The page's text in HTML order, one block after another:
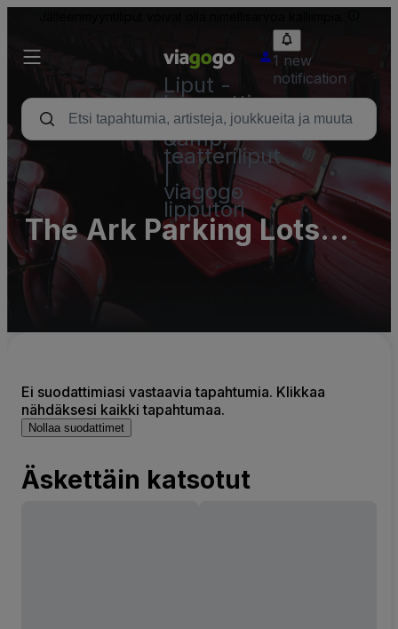
Liput -
konsertti,
urheilu
&amp;
teatteriliput
viagogo
lipputori
1 new
notification
The Ark Parking Lots
(InActive)
Ei suodattimiasi vastaavia tapahtumia. Klikkaa
nähdäksesi kaikki tapahtumaa.
Nollaa suodattimet
Äskettäin katsotut